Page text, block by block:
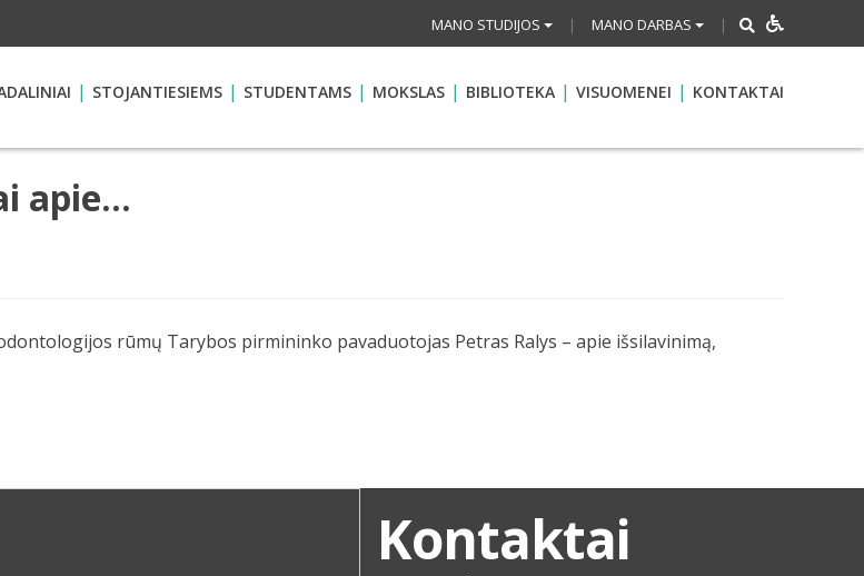
MANO STUDIJOS | MANO DARBAS |
STOJANTIESIEMS STUDENTAMS MOKSLAS BIBLIOTEKA VISUOMENEI KONTAKTAI
apie…
rūmų Tarybos pirmininko pavaduotojas Petras Ralys – apie išsilavinimą,
Kontaktai